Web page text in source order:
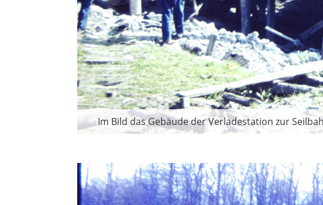
Im Bild das Gebäude der Verladestation zur